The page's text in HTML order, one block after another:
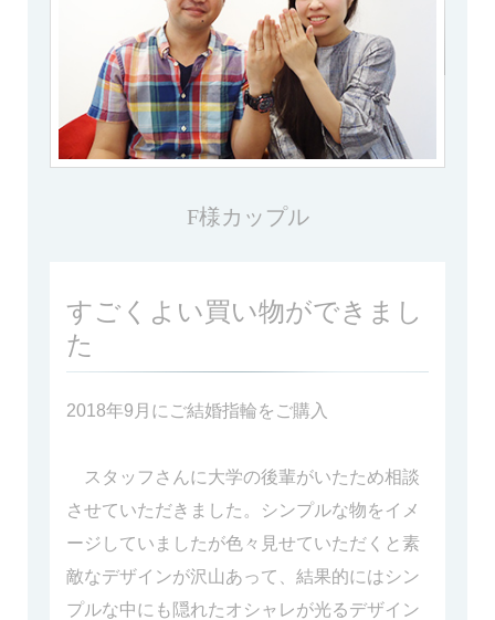
F様カップル
すごくよい買い物ができまし
た
2018年9月にご結婚指輪をご購入
スタッフさんに大学の後輩がいたため相談
させていただきました。シンプルな物をイメ
ージしていましたが色々見せていただくと素
敵なデザインが沢山あって、結果的にはシン
プルな中にも隠れたオシャレが光るデザイン